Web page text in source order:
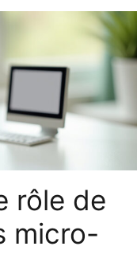
rôle de
micro-